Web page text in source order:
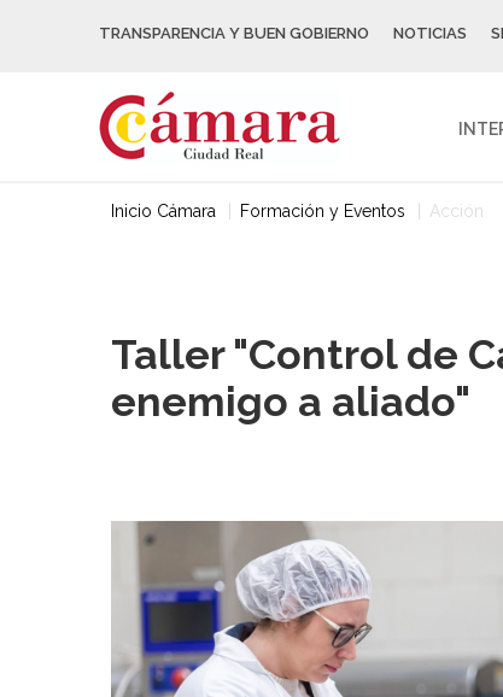
TRANSPARENCIA Y BUEN GOBIERNO NOTICIAS
Inicio Cámara Formación y Eventos Acción
Taller "Control de
enemigo a aliado"